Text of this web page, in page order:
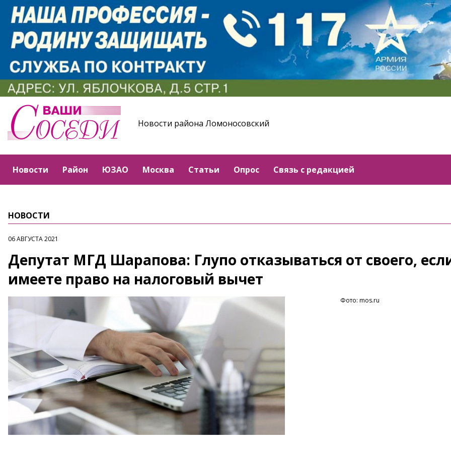
Новости района Ломоносовский
Новости Район ЮЗАО Москва Статьи Опрос Связь с редакцией
НОВОСТИ
06 АВГУСТА 2021
Депутат МГД Шарапова: Глупо отказываться от своего,
имеете право на налоговый вычет
Фото: mos.ru